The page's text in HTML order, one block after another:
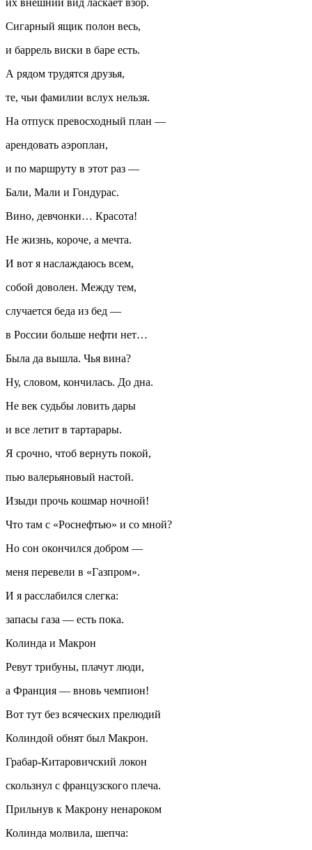
их внешний вид ласкает взор.
Сигарный ящик полон весь,
и баррель виски в баре есть.
А рядом трудятся друзья,
те, чьи фамилии вслух нельзя.
На отпуск превосходный план —
арендовать аэроплан,
и по маршруту в этот раз —
Бали, Мали и Гондурас.
Вино, девчонки… Красота!
Не жизнь, короче, а мечта.
И вот я наслаждаюсь всем,
собой доволен. Между тем,
случается беда из бед —
в России больше нефти нет…
Была да вышла. Чья вина?
Ну, словом, кончилась. До дна.
Не век судьбы ловить дары
и все летит в тартарары.
Я срочно, чтоб вернуть покой,
пью валерьяновый настой.
Изыди прочь кошмар ночной!
Что там с «Роснефтью» и со мной?
Но сон окончился добром —
меня перевели в «Газпром».
И я расслабился слегка:
запасы газа — есть пока.
Колинда и Макрон
Ревут трибуны, плачут люди,
а Франция — вновь чемпион!
Вот тут без всяческих прелюдий
Колиндой обнят был Макрон.
Грабар-Китаровичский локон
скользнул с французского плеча.
Прильнув к Макрону ненароком
Колинда молвила, шепча: